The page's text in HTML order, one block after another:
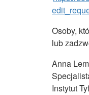
Osoby,
lub
Anna
Instytut